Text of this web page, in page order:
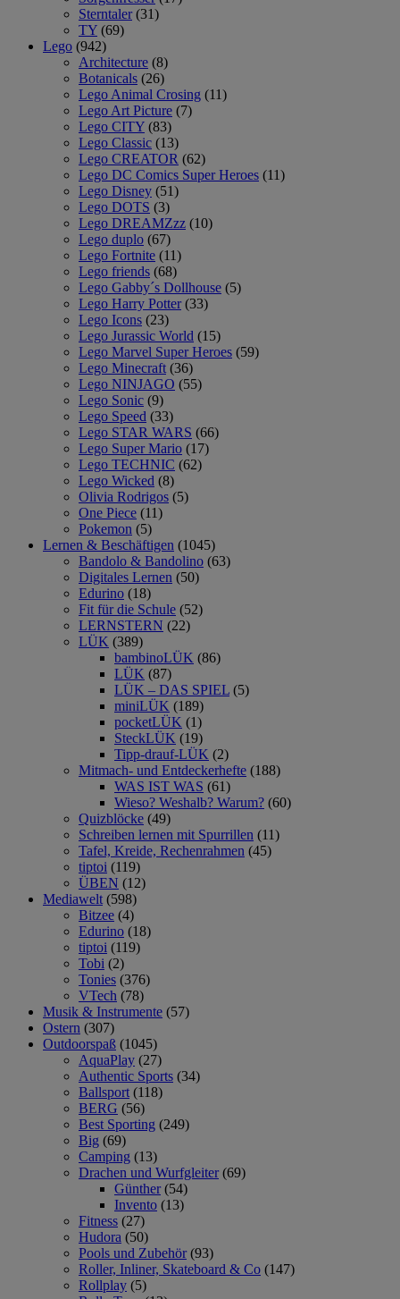
Sterntaler (31)
TY (69)
Lego (942)
Architecture (8)
Botanicals (26)
Lego Animal Crosing (11)
Lego Art Picture (7)
Lego CITY (83)
Lego Classic (13)
Lego CREATOR (62)
Lego DC Comics Super Heroes (11)
Lego Disney (51)
Lego DOTS (3)
Lego DREAMZzz (10)
Lego duplo (67)
Lego Fortnite (11)
Lego friends (68)
Lego Gabby´s Dollhouse (5)
Lego Harry Potter (33)
Lego Icons (23)
Lego Jurassic World (15)
Lego Marvel Super Heroes (59)
Lego Minecraft (36)
Lego NINJAGO (55)
Lego Sonic (9)
Lego Speed (33)
Lego STAR WARS (66)
Lego Super Mario (17)
Lego TECHNIC (62)
Lego Wicked (8)
Olivia Rodrigos (5)
One Piece (11)
Pokemon (5)
Lernen & Beschäftigen (1045)
Bandolo & Bandolino (63)
Digitales Lernen (50)
Edurino (18)
Fit für die Schule (52)
LERNSTERN (22)
LÜK (389)
bambinoLÜK (86)
LÜK (87)
LÜK – DAS SPIEL (5)
miniLÜK (189)
pocketLÜK (1)
SteckLÜK (19)
Tipp-drauf-LÜK (2)
Mitmach- und Entdeckerhefte (188)
WAS IST WAS (61)
Wieso? Weshalb? Warum? (60)
Quizblöcke (49)
Schreiben lernen mit Spurrillen (11)
Tafel, Kreide, Rechenrahmen (45)
tiptoi (119)
ÜBEN (12)
Mediawelt (598)
Bitzee (4)
Edurino (18)
tiptoi (119)
Tobi (2)
Tonies (376)
VTech (78)
Musik & Instrumente (57)
Ostern (307)
Outdoorspaß (1045)
AquaPlay (27)
Authentic Sports (34)
Ballsport (118)
BERG (56)
Best Sporting (249)
Big (69)
Camping (13)
Drachen und Wurfgleiter (69)
Günther (54)
Invento (13)
Fitness (27)
Hudora (50)
Pools und Zubehör (93)
Roller, Inliner, Skateboard & Co (147)
Rollplay (5)